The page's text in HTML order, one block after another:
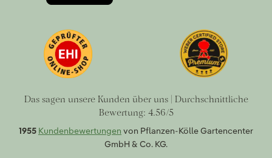
Das sagen unsere Kunden über uns | Durchschnittliche
Bewertung: 4.56/5
1955 Kundenbewertungen von Pflanzen-Kölle Gartencenter
GmbH & Co. KG.